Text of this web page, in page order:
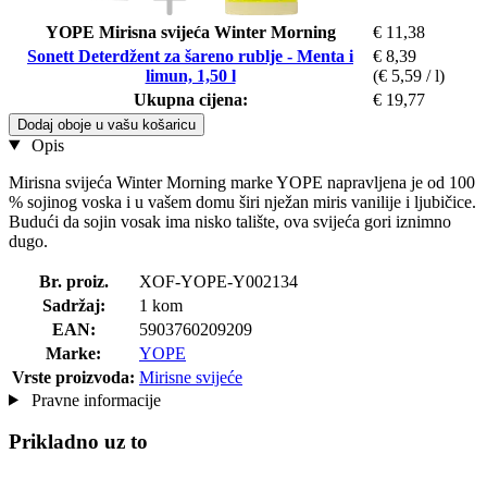
YOPE Mirisna svijeća Winter Morning
€ 11,38
Sonett Deterdžent za šareno rublje - Menta i
limun, 1,50 l
€ 8,39
(€ 5,59 / l)
Ukupna cijena:
€ 19,77
Dodaj oboje u vašu košaricu
Opis
Mirisna svijeća Winter Morning marke YOPE napravljena je od 100
% sojinog voska i u vašem domu širi nježan miris vanilije i ljubičice.
Budući da sojin vosak ima nisko talište, ova svijeća gori iznimno
dugo.
Br. proiz.
XOF-YOPE-Y002134
Sadržaj:
1 kom
EAN:
5903760209209
Marke:
YOPE
Vrste proizvoda: Mirisne svijeće
Pravne informacije
Prikladno uz to